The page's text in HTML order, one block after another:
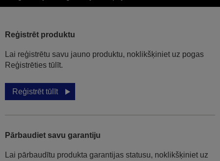
Reģistrēt produktu
Lai reģistrētu savu jauno produktu, noklikšķiniet uz pogas
Reģistrēties tūlīt.
Reģistrēt tūlīt
Pārbaudiet savu garantiju
Lai pārbaudītu produkta garantijas statusu, noklikšķiniet uz